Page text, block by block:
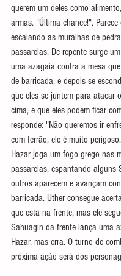
querem um deles como
armas. "Última chance!".
escalando as muralhas de
passarelas. De repente surge um
uma azagaia contra a mesa
de barricada, e depois se
que eles se juntem para atacar o
cima, e que eles podem ficar
responde: "Não queremos ir
com ferrão, ele é muito
Hazar joga um fogo grego nas
passarelas, espantando alguns
outros aparecem e avançam
barricada. Uther consegue
que esta na frente, mas ele
Sahuagin da frente lança uma
Hazar, mas erra. O turno de
próxima ação será dos